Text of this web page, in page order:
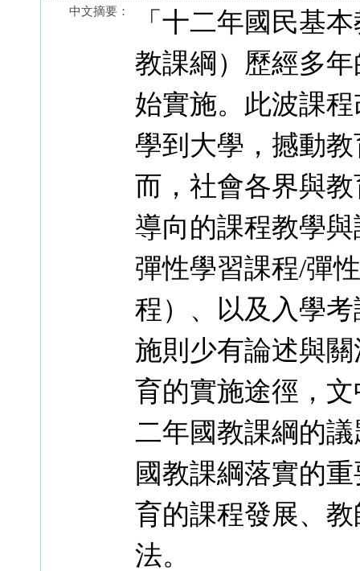
中文摘要：
「十二年國民基
教課綱）歷經多
始實施。此波課
學到大學，撼動
而，社會各界與
導向的課程教學
彈性學習課程/彈
程）、以及入學
施則少有論述與
育的實施途徑，
二年國教課綱的
國教課綱落實的
育的課程發展、
法。